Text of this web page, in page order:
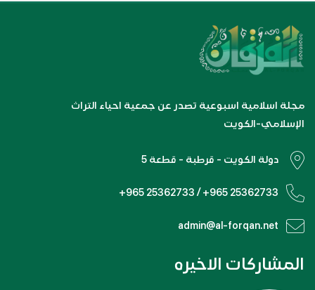
مجلة اسلامية اسبوعية تصدر عن جمعية احياء التراث
الإسلامي-الكويت
دولة الكويت - قرطبة - قطعة 5
+965 25362733 / +965 25362733
admin@al-forqan.net
المشاركات الاخيره